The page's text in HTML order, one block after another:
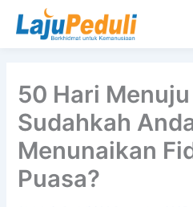
50 Hari
Sudahkah
Menunaikan
Puasa?